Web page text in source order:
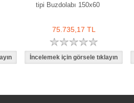
tipi Buzdolabı 150x60
75.735,17 TL